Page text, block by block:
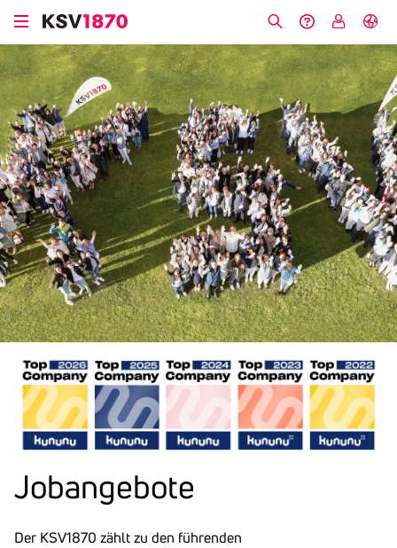
Direkt
zum
Inhalt
Kontakt
Joban­ge­bote
Der KSV1870 zählt zu den führenden